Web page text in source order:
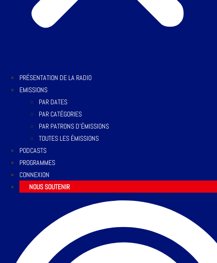
PRÉSENTATION DE LA RADIO
EMISSIONS
PAR DATES
PAR CATÉGORIES
PAR PATRONS D’ÉMISSIONS
TOUTES LES ÉMISSIONS
PODCASTS
PROGRAMMES
CONNEXION
NOUS SOUTENIR